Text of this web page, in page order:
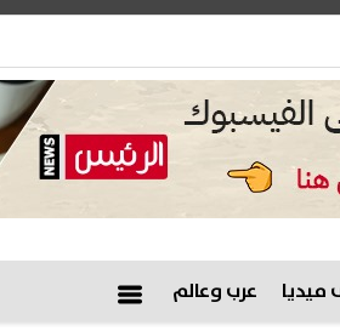
ميديا عرب وعالم